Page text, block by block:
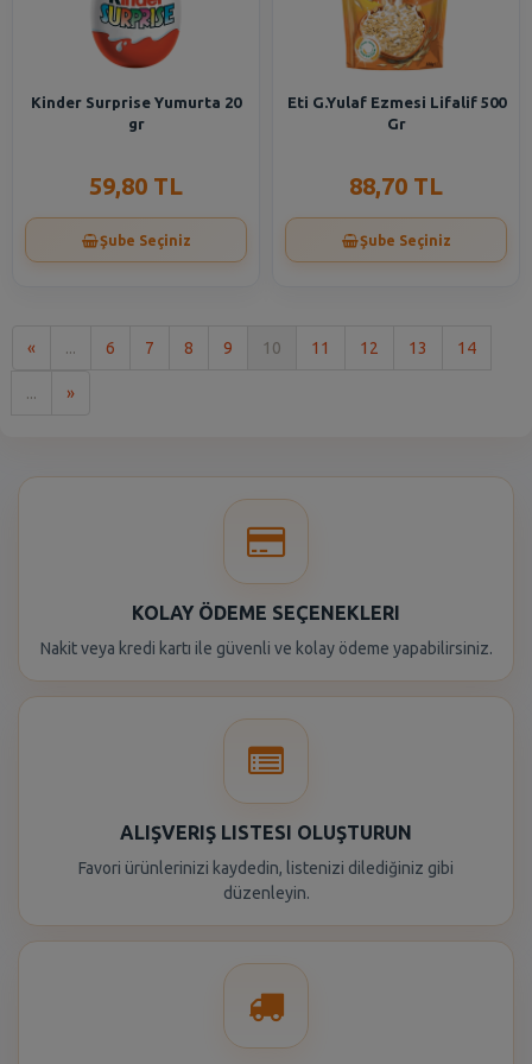
Kinder Surprise Yumurta 20
gr
59,80 TL
Şube Seçiniz
Eti G.Yulaf Ezmesi Lifalif 500
Gr
88,70 TL
Şube Seçiniz
« ... 6 7 8 9 10 11 12 13 14
... »Son
KOLAY ÖDEME SEÇENEKLERI
Nakit veya kredi kartı ile güvenli ve kolay ödeme yapabilirsiniz.
ALIŞVERIŞ LISTESI OLUŞTURUN
Favori ürünlerinizi kaydedin, listenizi dilediğiniz gibi
düzenleyin.